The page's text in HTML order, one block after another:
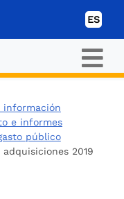
ES
información
e informes
público
2019